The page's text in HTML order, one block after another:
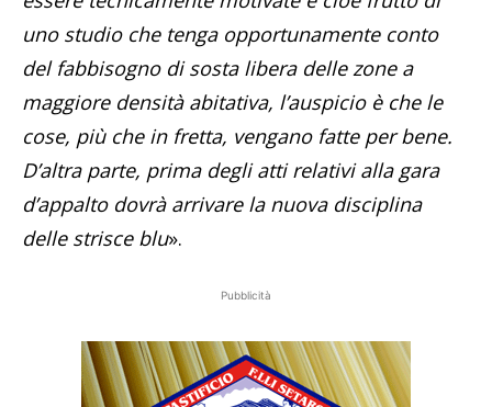
uno studio che tenga opportunamente conto
del fabbisogno di sosta libera delle zone a
maggiore densità abitativa, l’auspicio è che le
cose, più che in fretta, vengano fatte per bene.
D’altra parte, prima degli atti relativi alla gara
d’appalto dovrà arrivare la nuova disciplina
delle strisce blu».
Pubblicità